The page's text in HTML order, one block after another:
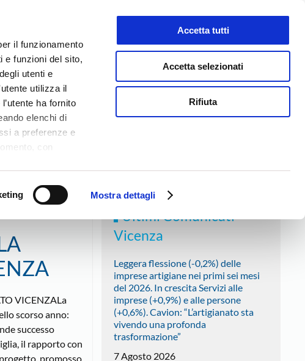
il funzionamento
e funzioni del sito,
utenti e
utilizza il
ha fornito
elenchi di
a preferenze e
con
ns. Cookie Policy.
Mostra dettagli
Accetta tutti
Accetta selezionati
Rifiuta
NEWS CONTATTI
VICENZALa
scorso anno:
successo
il rapporto con
promosso
Ultimi Comunicati
Vicenza
Leggera flessione (-0,2%) delle
imprese artigiane nei primi sei mesi
del 2026. In crescita Servizi alle
imprese (+0,9%) e alle persone
(+0,6%). Cavion: “L’artigianato sta
vivendo una profonda
trasformazione”
7 Agosto 2026